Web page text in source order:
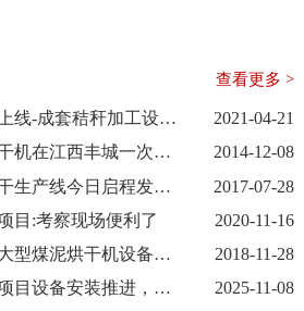
查看更多 >
贵州秸秆烘干机项目上线-成套秸秆加工设备生产线
2021-04-21
热烈祝贺我司煤泥烘干机在江西丰城一次安装调试成功
2014-12-08
喜贺郑州鼎力原煤烘干生产线今日启程发往俄罗斯
2017-07-28
目:考察现场便利了
2020-11-16
项目实况追踪：山西大型煤泥烘干机设备正在紧密安装中
2018-11-28
福建南平白酒糟烘干项目设备安装推进，助力酒糟资源化利用
2025-11-08